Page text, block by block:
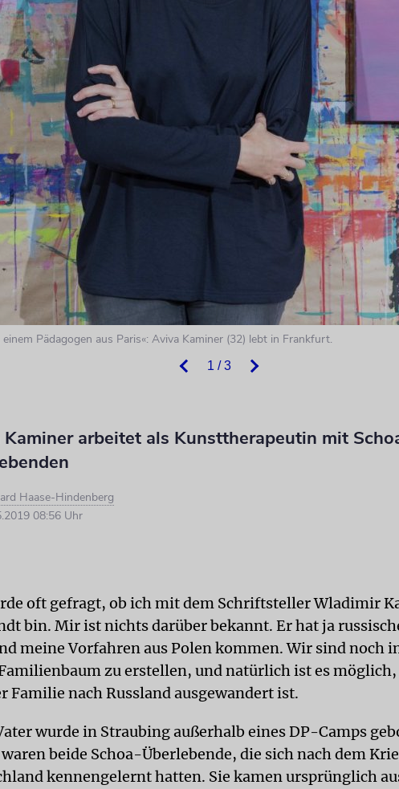
1 / 3
Pädagogen aus Paris«: Aviva Kaminer (32) lebt in Frankfurt.
arbeitet als Kunsttherapeutin mit
Haase-Hindenberg
08:56 Uhr
oft gefragt, ob ich mit dem Schriftsteller Wladimir
bin. Mir ist nichts darüber bekannt. Er hat ja
meine Vorfahren aus Polen kommen. Wir sind noch
zu erstellen, und natürlich ist es möglich,
Familie nach Russland ausgewandert ist.
wurde in Straubing außerhalb eines DP-Camps
beide Schoa-Überlebende, die sich nach dem
kennengelernt hatten. Sie kamen ursprünglich